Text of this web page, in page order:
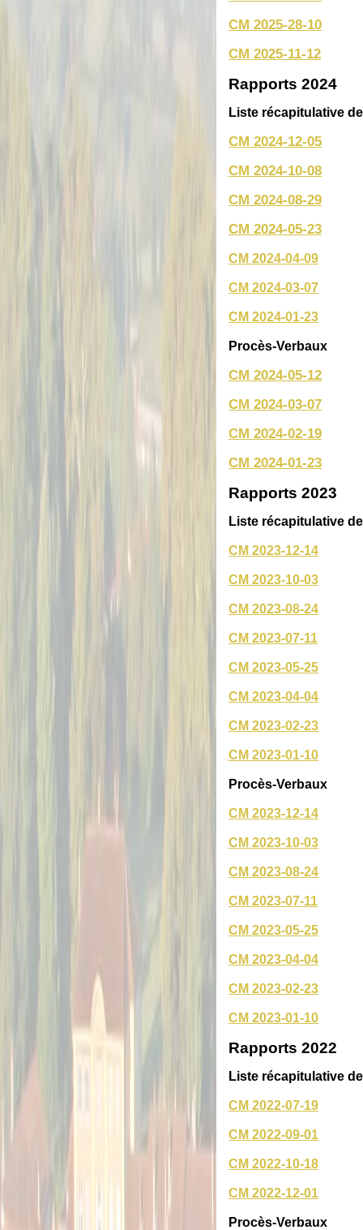
CM 2025-28-10
CM 2025-11-12
Rapports 2024
Liste récapitulative
CM 2024-12-05
CM 2024-10-08
CM 2024-08-29
CM 2024-05-23
CM 2024-04-09
CM 2024-03-07
CM 2024-01-23
Procès-Verbaux
CM 2024-05-12
CM 2024-03-07
CM 2024-02-19
CM 2024-01-23
Rapports 2023
Liste récapitulative
CM 2023-12-14
CM 2023-10-03
CM 2023-08-24
CM 2023-07-11
CM 2023-05-25
CM 2023-04-04
CM 2023-02-23
CM 2023-01-10
Procès-Verbaux
CM 2023-12-14
CM 2023-10-03
CM 2023-08-24
CM 2023-07-11
CM 2023-05-25
CM 2023-04-04
CM 2023-02-23
CM 2023-01-10
Rapports 2022
Liste récapitulative
CM 2022-07-19
CM 2022-09-01
CM 2022-10-18
CM 2022-12-01
Procès-Verbaux